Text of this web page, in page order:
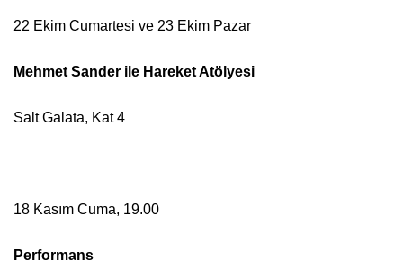
22 Ekim Cumartesi ve 23 Ekim Pazar
Mehmet Sander ile Hareket Atölyesi
Salt Galata, Kat 4
18 Kasım Cuma, 19.00
Performans